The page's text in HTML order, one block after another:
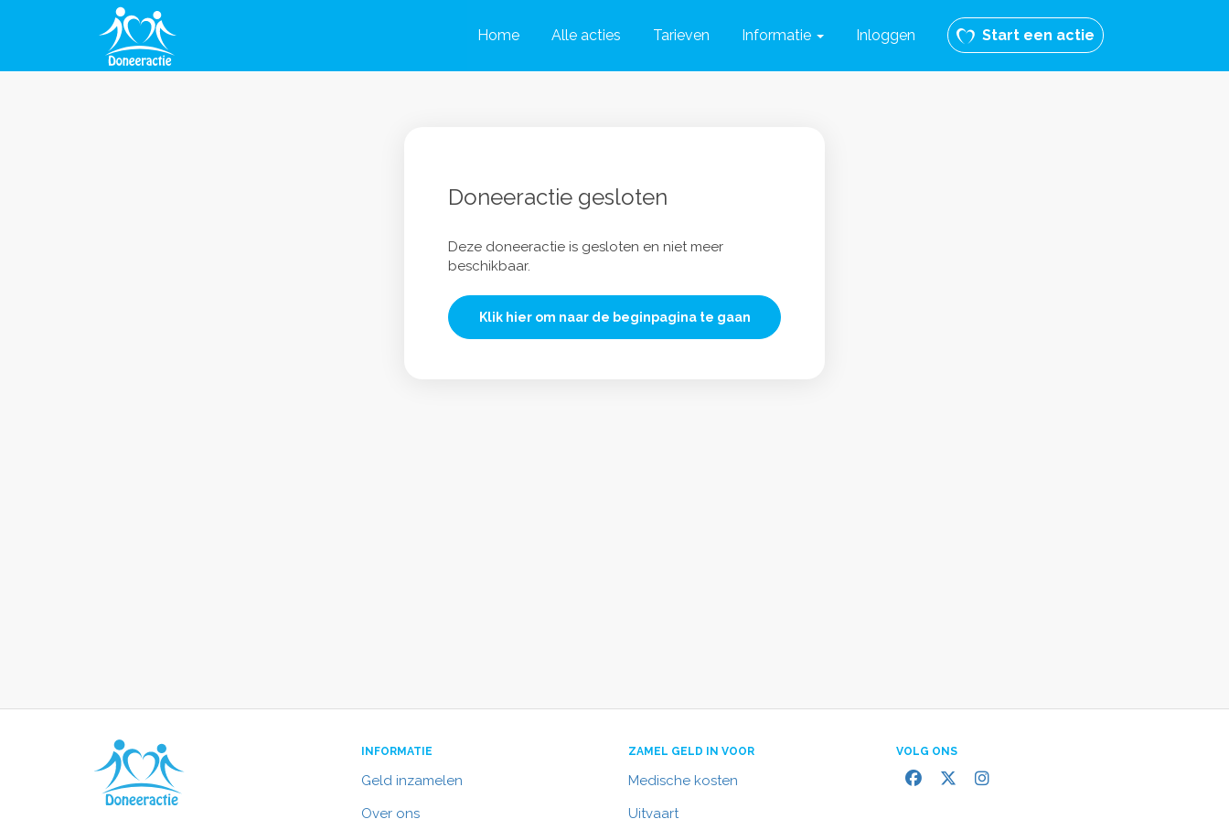
Home Alle acties Tarieven Informatie Inloggen Start een actie
Doneeractie gesloten
Deze doneeractie is gesloten en niet meer
beschikbaar.
Klik hier om naar de beginpagina te gaan
INFORMATIE
Geld inzamelen
Over ons
ZAMEL GELD IN VOOR
Medische kosten
Uitvaart
VOLG ONS